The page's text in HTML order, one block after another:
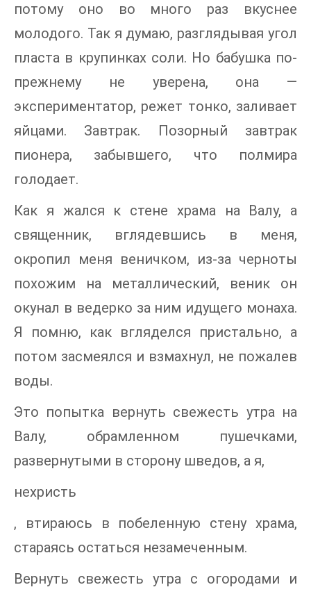
потому оно во много раз вкуснее
молодого. Так я думаю, разглядывая угол
пласта в крупинках соли. Но бабушка по-
прежнему не уверена, она —
экспериментатор, режет тонко, заливает
яйцами. Завтрак. Позорный завтрак
пионера, забывшего, что полмира
голодает.
Как я жался к стене храма на Валу, а
священник, вглядевшись в меня,
окропил меня веничком, из-за черноты
похожим на металлический, веник он
окунал в ведерко за ним идущего монаха.
Я помню, как вгляделся пристально, а
потом засмеялся и взмахнул, не пожалев
воды.
Это попытка вернуть свежесть утра на
Валу, обрамленном пушечками,
развернутыми в сторону шведов, а я,
нехристь
, втираюсь в побеленную стену храма,
стараясь остаться незамеченным.
Вернуть свежесть утра с огородами и